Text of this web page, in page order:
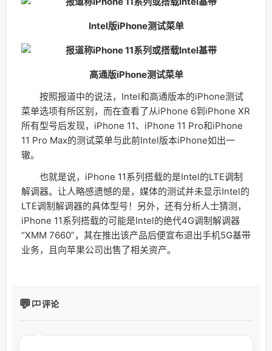
Intel版iPhone测试菜单
高通版iPhone测试菜单
按照报道中的说法，Intel和高通版本的iPhone测试
菜单选项有所区别，而在查看了从iPhone 6到iPhone XR
所有型号后发现，iPhone 11、iPhone 11 Pro和iPhone
11 Pro Max的测试菜单与此前Intel版本iPhone如出一
辙。
也就是说，iPhone 11系列搭载的是Intel的LTE调制
解调器。让人略感遗憾的是，媒体的测试并未显示Intel的
LTE调制解调器的具体型号！另外，还有分析人士猜测，
iPhone 11系列搭载的可能是Intel的绝代4G调制解调器
“XMM 7660”，其在推出该产品后便宣布退出手机5G基带
业务，且向苹果公司出售了相关资产。
评论